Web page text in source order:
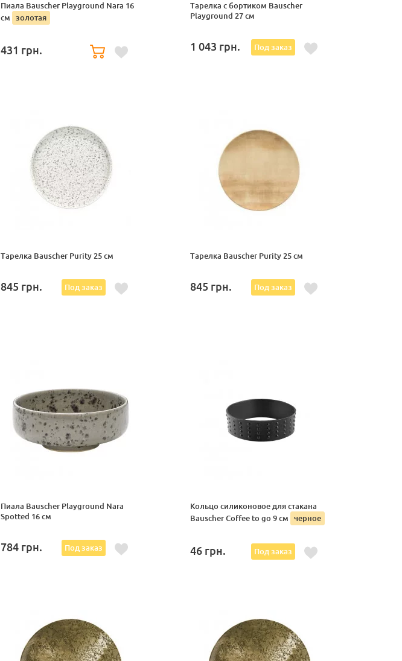
Пиала Bauscher Playground Nara 16
см золотая
431 грн.
Тарелка с бортиком Bauscher
Playground 27 см
1 043 грн. Под заказ
Тарелка Bauscher Purity 25 см
845 грн. Под заказ
Тарелка Bauscher Purity 25 см
845 грн. Под заказ
Пиала Bauscher Playground Nara
Spotted 16 см
784 грн. Под заказ
Кольцо силиконовое для стакана
Bauscher Сoffee to go 9 см черное
46 грн. Под заказ